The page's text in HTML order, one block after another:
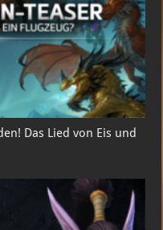
Das Lied von Eis und